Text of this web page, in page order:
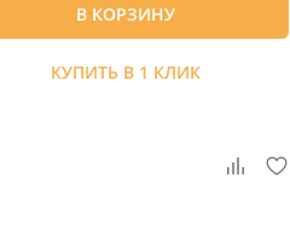
В КОРЗИНУ
КУПИТЬ В 1 КЛИК